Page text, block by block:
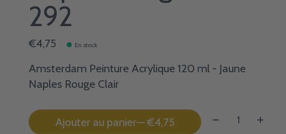
292
€4,75 En stock
Amsterdam Peinture Acrylique 120 ml - Jaune
Naples Rouge Clair
Ajouter au panier — €4,75 Quantité: